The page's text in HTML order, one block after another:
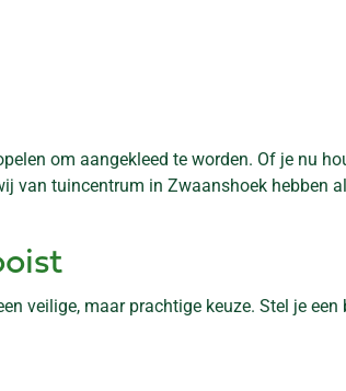
om aangekleed te worden. Of je nu
van tuincentrum in Zwaanshoek hebben
veilige, maar prachtige keuze. Stel je